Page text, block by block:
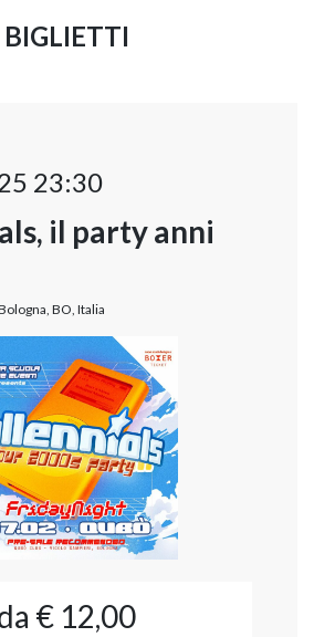
BIGLIETTI
23:30
il party anni
BO, Italia
€ 12,00